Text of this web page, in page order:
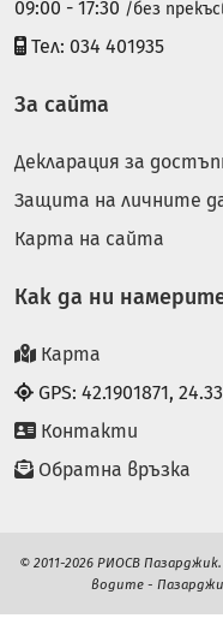
09:00 - 17:30 /без
Тел: 034 401935
За сайта
Декларация за
Защита на личните
Карта на сайта
Как да ни
Карта
GPS: 42.1901871,
Контакти
Обратна връзка
© 2011-2026 РИОСВ
водите -